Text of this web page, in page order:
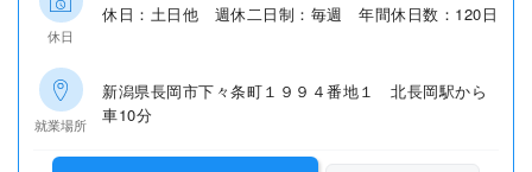
休日
休日：土日他 週休二日制：毎週 年間休日数：120日
就業場所
新潟県長岡市下々条町１９９４番地１ 北長岡駅から
車10分